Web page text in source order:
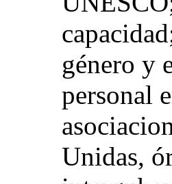
género y
personal
Unidas,